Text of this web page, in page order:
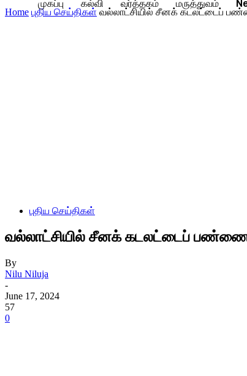
முகப்பு கல்வி வர்த்தகம் மருத்துவம்
Home புதிய செய்திகள் வல்லாட்சியில் சீனக் கடலட்டைப்
புதிய செய்திகள்
வல்லாட்சியில் சீனக் கடலட்டைப்
By
Nilu Niluja
-
June 17, 2024
57
0